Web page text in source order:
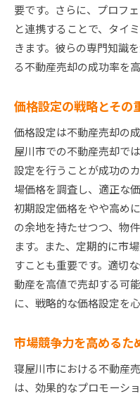
要です。さらに、プロフ
と連携することで、タイ
きます。彼らの専門知識
る不動産売却の成功率を
価格設定の戦略とその
価格設定は不動産売却の
屋川市での不動産売却で
設定を行うことが成功の
場価格を調査し、適正な
初期設定価格をやや高め
の余地を持たせつつ、物
ます。また、定期的に市
すことも重要です。適切
動産を高値で売却する可
に、戦略的な価格設定を
市場競争力を高めるた
寝屋川市における不動産
は、効果的なプロモーシ